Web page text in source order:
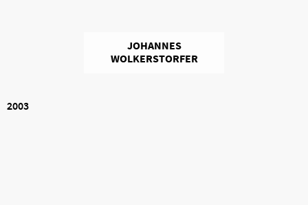
JOHANNES
WOLKERSTORFER
2003